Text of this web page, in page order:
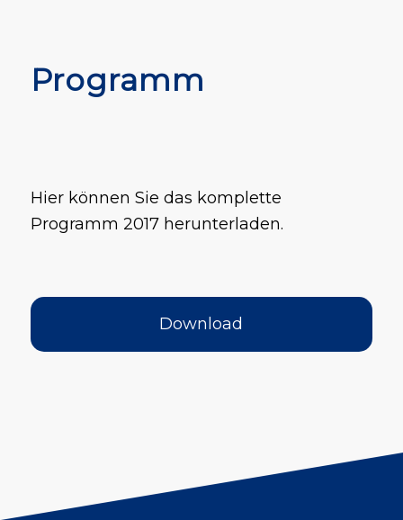
Programm
Hier können Sie das komplette
Programm 2017 herunterladen.
Download